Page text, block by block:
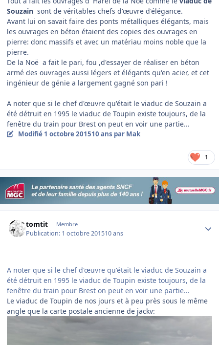
Souzain sont de véritables chefs d'œuvre d'élégance.
Avant lui on savait faire des ponts métalliques élégants, mais
les ouvrages en béton étaient des copies des ouvrages en
pierre: donc massifs et avec un matériau moins noble que la
pierre.
De la Noë a fait le pari, fou ,d'essayer de réaliser en béton
armé des ouvrages aussi légers et élégants qu'en acier, et cet
ingénieur de génie a largement gagné son pari !
A noter que si le chef d'œuvre qu'était le viaduc de Souzain a
été détruit en 1995 le viaduc de Toupin existe toujours, de la
fenêtre du train pour Brest on peut en voir une partie...
Modifié 1 octobre 201510 ans par Mak
1
tomtit Membre
Publication: 1 octobre 201510 ans
A noter que si le chef d'œuvre qu'était le viaduc de Souzain a
été détruit en 1995 le viaduc de Toupin existe toujours, de la
fenêtre du train pour Brest on peut en voir une partie...
Le viaduc de Toupin de nos jours et à peu près sous le même
angle que la carte postale ancienne de jackv: